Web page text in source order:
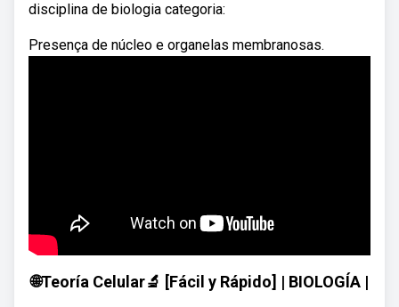
disciplina de biologia categoria:
Presença de núcleo e organelas membranosas.
🌐Teoría Celular🔬 [Fácil y Rápido] | BIOLOGÍA |